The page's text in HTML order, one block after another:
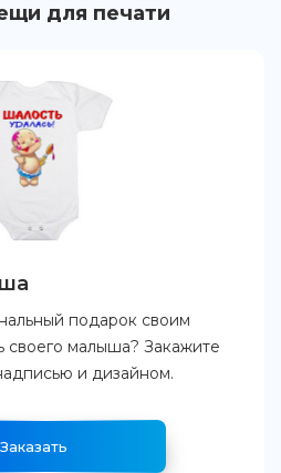
для печати
подарок своим
своего малыша? Закажите
и дизайном.
Заказать